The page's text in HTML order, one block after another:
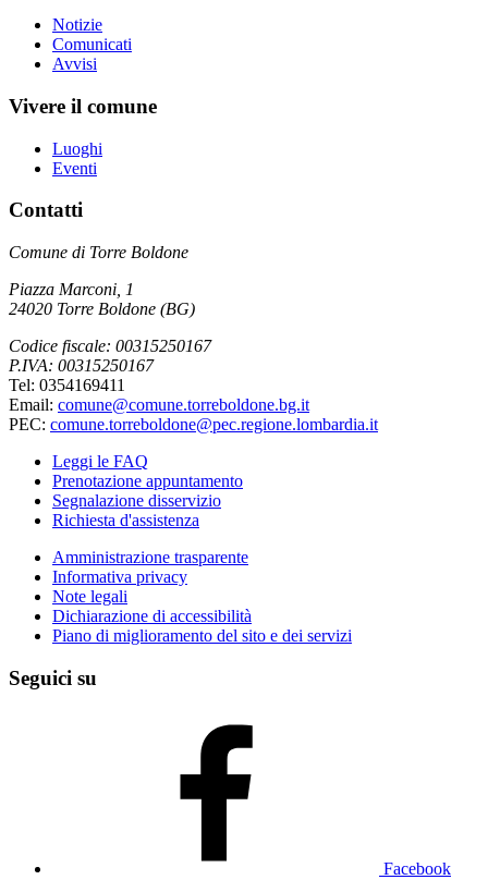
Notizie
Comunicati
Avvisi
Vivere il comune
Luoghi
Eventi
Contatti
Comune di Torre Boldone
Piazza Marconi, 1
24020 Torre Boldone (BG)
Codice fiscale: 00315250167
P.IVA: 00315250167
Tel: 0354169411
Email: comune@comune.torreboldone.bg.it
PEC: comune.torreboldone@pec.regione.lombardia.it
Leggi le FAQ
Prenotazione appuntamento
Segnalazione disservizio
Richiesta d'assistenza
Amministrazione trasparente
Informativa privacy
Note legali
Dichiarazione di accessibilità
Piano di miglioramento del sito e dei servizi
Seguici su
Facebook